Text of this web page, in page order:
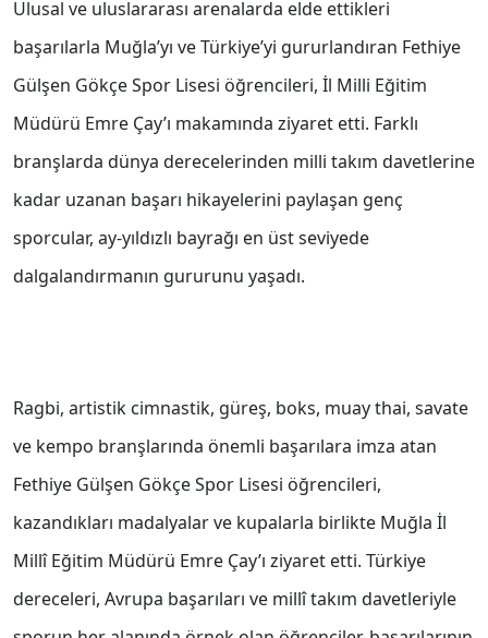
Ulusal ve uluslararası arenalarda elde ettikleri
başarılarla Muğla’yı ve Türkiye’yi gururlandıran Fethiye
Gülşen Gökçe Spor Lisesi öğrencileri, İl Milli Eğitim
Müdürü Emre Çay’ı makamında ziyaret etti. Farklı
branşlarda dünya derecelerinden milli takım davetlerine
kadar uzanan başarı hikayelerini paylaşan genç
sporcular, ay-yıldızlı bayrağı en üst seviyede
dalgalandırmanın gururunu yaşadı.
Ragbi, artistik cimnastik, güreş, boks, muay thai, savate
ve kempo branşlarında önemli başarılara imza atan
Fethiye Gülşen Gökçe Spor Lisesi öğrencileri,
kazandıkları madalyalar ve kupalarla birlikte Muğla İl
Millî Eğitim Müdürü Emre Çay’ı ziyaret etti. Türkiye
dereceleri, Avrupa başarıları ve millî takım davetleriyle